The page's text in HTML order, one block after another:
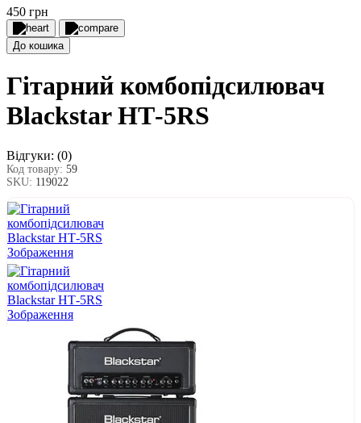
450 грн
До кошика
Гітарний комбопідсилювач
Blackstar НТ-5RS
Відгуки: (0)
Код товару: 59
SKU: 119022